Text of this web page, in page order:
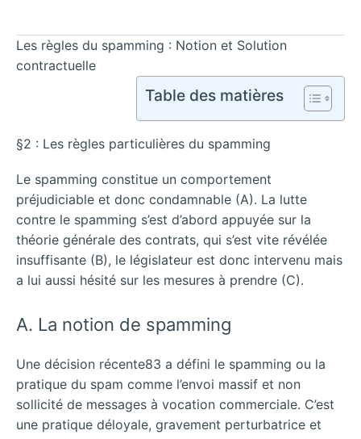
Les règles du spamming : Notion et Solution
contractuelle
Table des matières
§2 : Les règles particulières du spamming
Le spamming constitue un comportement
préjudiciable et donc condamnable (A). La lutte
contre le spamming s’est d’abord appuyée sur la
théorie générale des contrats, qui s’est vite révélée
insuffisante (B), le législateur est donc intervenu mais
a lui aussi hésité sur les mesures à prendre (C).
A. La notion de spamming
Une décision récente83 a défini le spamming ou la
pratique du spam comme l’envoi massif et non
sollicité de messages à vocation commerciale. C’est
une pratique déloyale, gravement perturbatrice et